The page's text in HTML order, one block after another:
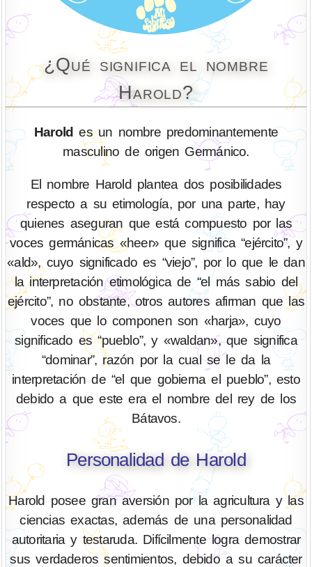
¿Qué significa el nombre
Harold?
Harold es un nombre predominantemente
masculino de origen Germánico.
El nombre Harold plantea dos posibilidades
respecto a su etimología, por una parte, hay
quienes aseguran que está compuesto por las
voces germánicas «heer» que significa “ejército”, y
«ald», cuyo significado es “viejo”, por lo que le dan
la interpretación etimológica de “el más sabio del
ejército”, no obstante, otros autores afirman que las
voces que lo componen son «harja», cuyo
significado es “pueblo”, y «waldan», que significa
“dominar”, razón por la cual se le da la
interpretación de “el que gobierna el pueblo”, esto
debido a que este era el nombre del rey de los
Bátavos.
Personalidad de Harold
Harold posee gran aversión por la agricultura y las
ciencias exactas, además de una personalidad
autoritaria y testaruda. Difícilmente logra demostrar
sus verdaderos sentimientos, debido a su carácter